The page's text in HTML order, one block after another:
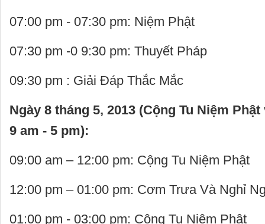
07:00 pm - 07:30 pm: Niệm Phật
07:30 pm -0 9:30 pm: Thuyết Pháp
09:30 pm : Giải Đáp Thắc Mắc
Ngày 8 tháng 5, 2013 (Cộng Tu Niệm
9 am - 5 pm):
09:00 am – 12:00 pm: Cộng Tu Niệm Phật
12:00 pm – 01:00 pm: Cơm Trưa Và Nghỉ
01:00 pm - 03:00 pm: Cộng Tu Niệm Phật